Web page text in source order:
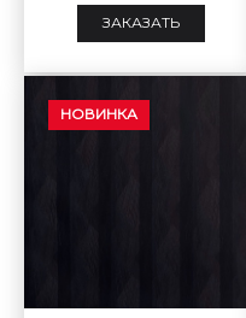
ЗАКАЗАТЬ
НОВИНКА